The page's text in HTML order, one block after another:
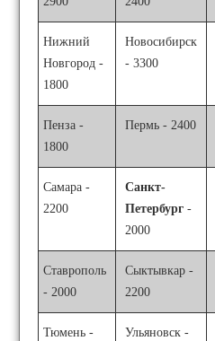
Нижний
Новгород -
1800
Новосибирск
- 3300
Пенза -
1800
Пермь - 2400
Самара -
2200
Санкт-
Петербург -
2000
Ставрополь
- 2000
Сыктывкар -
2200
Тюмень -
Ульяновск -